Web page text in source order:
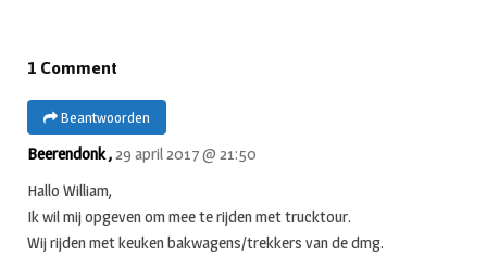
1 Comment
Beantwoorden
Beerendonk ,29 april 2017 @ 21:50
Hallo William,
Ik wil mij opgeven om mee te rijden met trucktour.
Wij rijden met keuken bakwagens/trekkers van de dmg.